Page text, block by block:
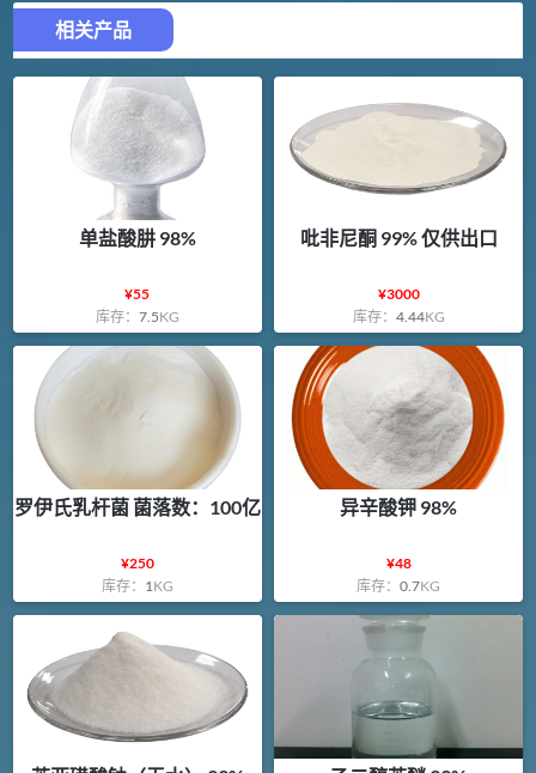
相关产品
单盐酸肼 98%
¥55
库存： 7.5KG
吡非尼酮 99% 仅供出口
¥3000
库存： 4.44KG
罗伊氏乳杆菌 菌落数：100亿
¥250
库存： 1 KG
异辛酸钾 98%
¥48
库存：0.7KG